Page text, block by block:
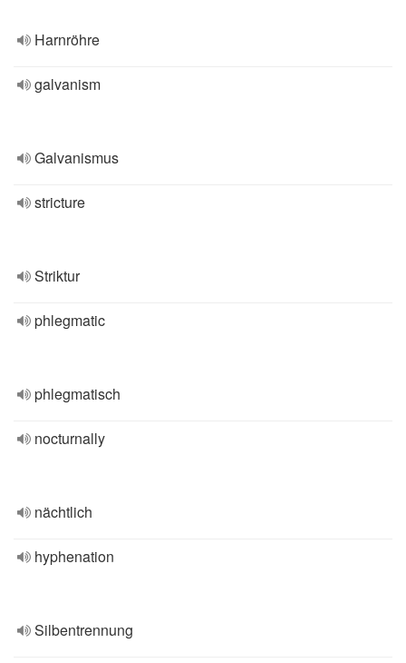
Harnröhre
galvanism
Galvanismus
stricture
Striktur
phlegmatic
phlegmatisch
nocturnally
nächtlich
hyphenation
Silbentrennung